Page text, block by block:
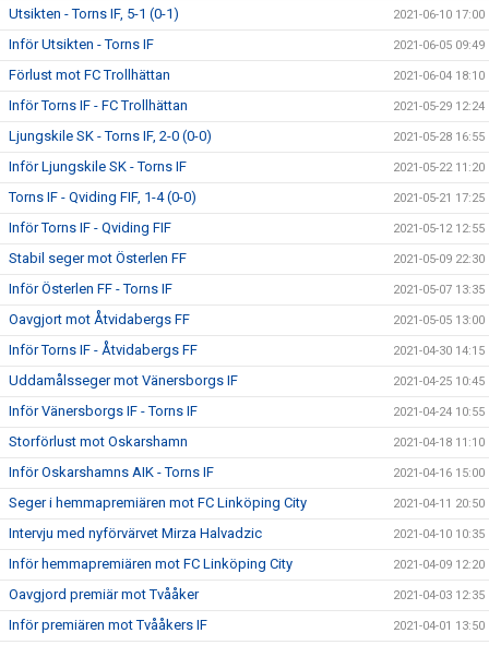
Utsikten - Torns IF, 5-1 (0-1) 2021-06-10 17:00
Inför Utsikten - Torns IF 2021-06-05 09:49
Förlust mot FC Trollhättan 2021-06-04 18:10
Inför Torns IF - FC Trollhättan 2021-05-29 12:24
Ljungskile SK - Torns IF, 2-0 (0-0) 2021-05-28 16:55
Inför Ljungskile SK - Torns IF 2021-05-22 11:20
Torns IF - Qviding FIF, 1-4 (0-0) 2021-05-21 17:25
Inför Torns IF - Qviding FIF 2021-05-12 12:55
Stabil seger mot Österlen FF 2021-05-09 22:30
Inför Österlen FF - Torns IF 2021-05-07 13:35
Oavgjort mot Åtvidabergs FF 2021-05-05 13:00
Inför Torns IF - Åtvidabergs FF 2021-04-30 14:15
Uddamålsseger mot Vänersborgs IF 2021-04-25 10:45
Inför Vänersborgs IF - Torns IF 2021-04-24 10:55
Storförlust mot Oskarshamn 2021-04-18 11:10
Inför Oskarshamns AIK - Torns IF 2021-04-16 15:00
Seger i hemmapremiären mot FC Linköping City 2021-04-11 20:50
Intervju med nyförvärvet Mirza Halvadzic 2021-04-10 10:35
Inför hemmapremiären mot FC Linköping City 2021-04-09 12:20
Oavgjord premiär mot Tvååker 2021-04-03 12:35
Inför premiären mot Tvååkers IF 2021-04-01 13:50